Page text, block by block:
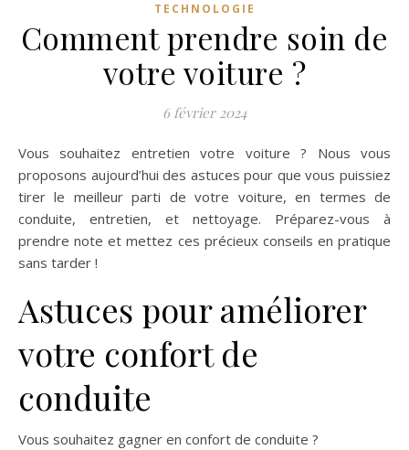
TECHNOLOGIE
Comment prendre soin de
votre voiture ?
6 février 2024
Vous souhaitez entretien votre voiture ? Nous vous
proposons aujourd’hui des astuces pour que vous puissiez
tirer le meilleur parti de votre voiture, en termes de
conduite, entretien, et nettoyage. Préparez-vous à
prendre note et mettez ces précieux conseils en pratique
sans tarder !
Astuces pour améliorer
votre confort de
conduite
Vous souhaitez gagner en confort de conduite ?